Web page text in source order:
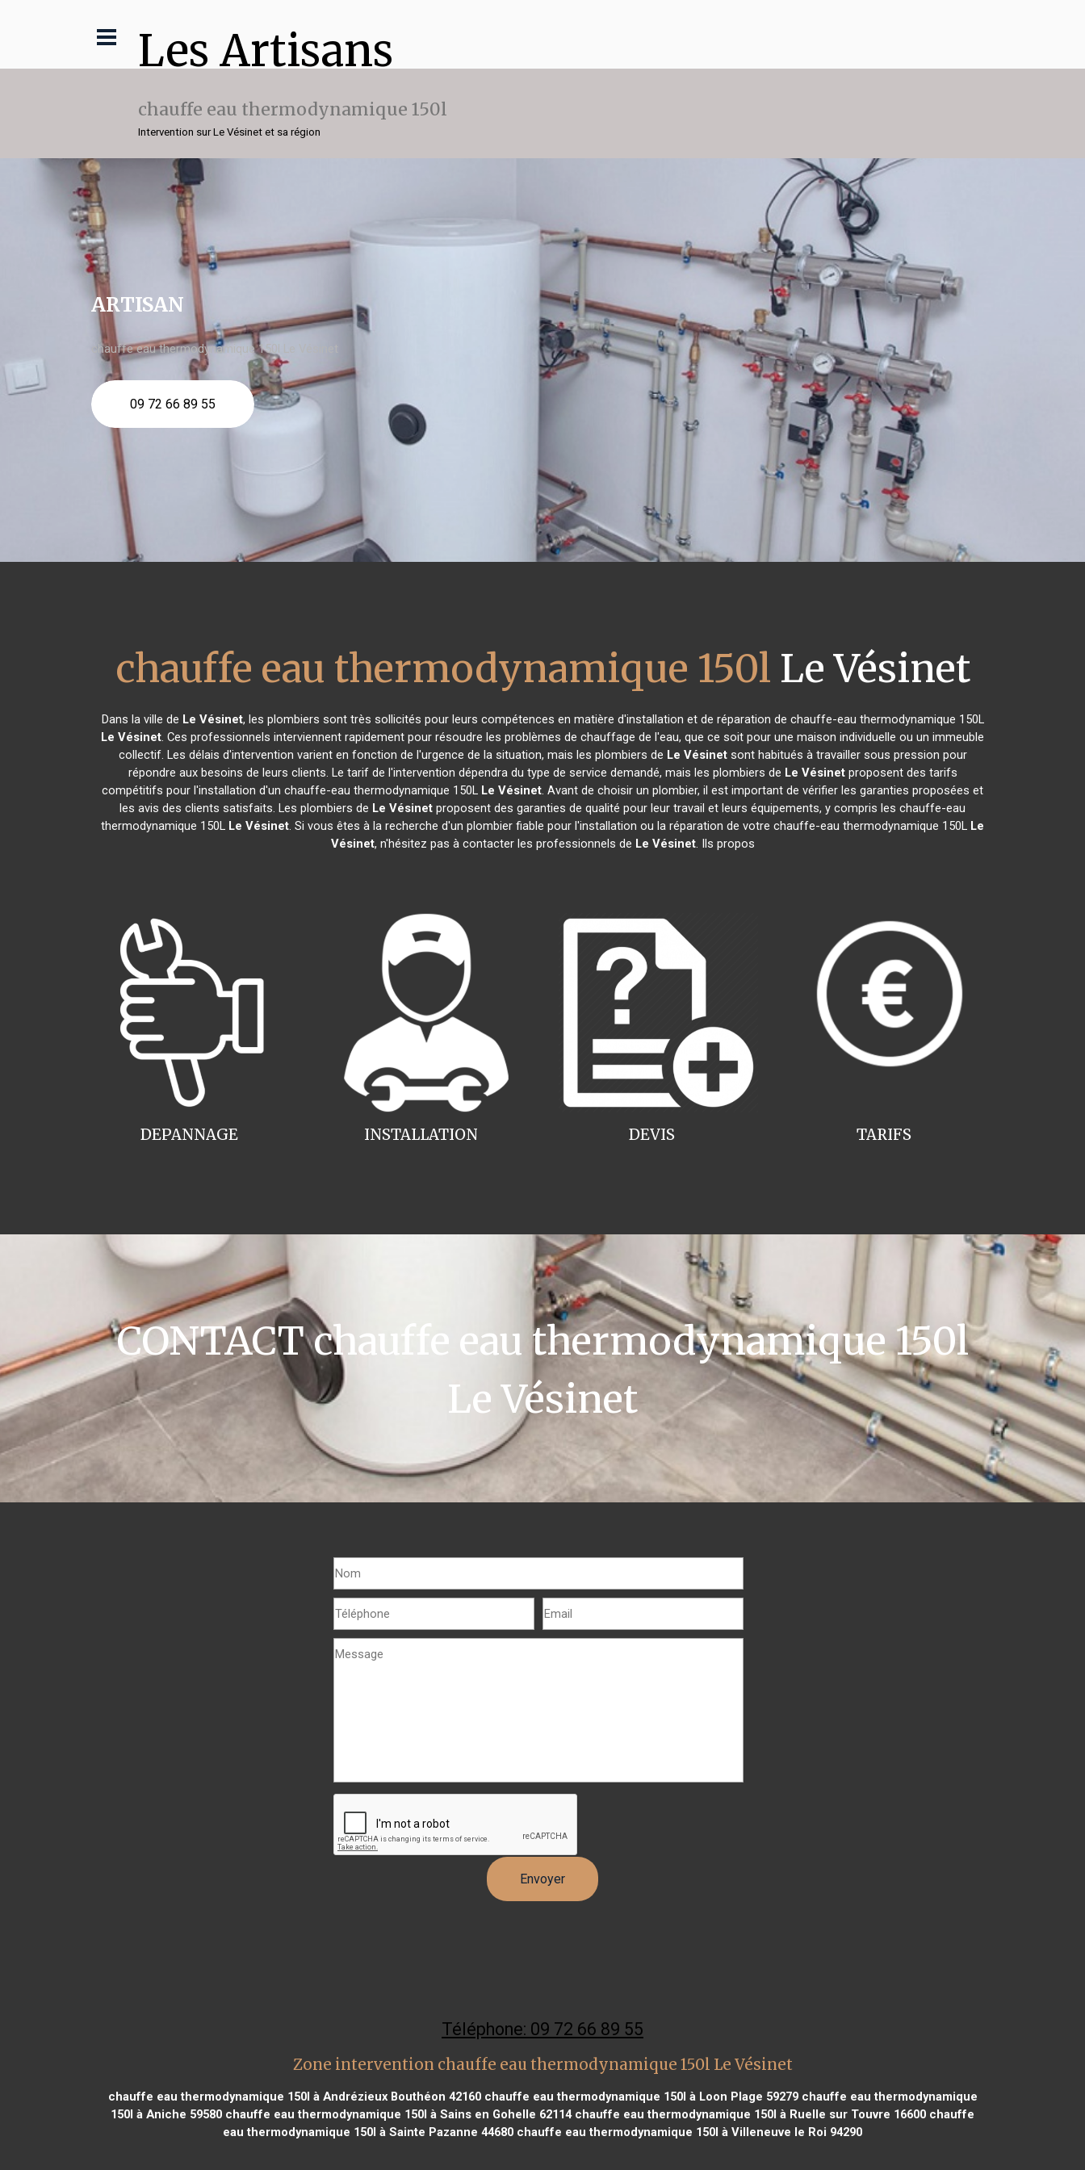
Les Artisans
chauffe eau thermodynamique 150l
Intervention sur Le Vésinet et sa région
ARTISAN
chauffe eau thermodynamique 150l Le Vésinet
09 72 66 89 55
chauffe eau thermodynamique 150l Le Vésinet
Dans la ville de Le Vésinet, les plombiers sont très sollicités pour leurs compétences en matière d'installation et de réparation de chauffe-eau thermodynamique 150L
Le Vésinet. Ces professionnels interviennent rapidement pour résoudre les problèmes de chauffage de l'eau, que ce soit pour une maison individuelle ou un immeuble
collectif. Les délais d'intervention varient en fonction de l'urgence de la situation, mais les plombiers de Le Vésinetsont habitués à travailler sous pression pour
répondre aux besoins de leurs clients. Le tarif de l'intervention dépendra du type de service demandé, mais les plombiers de Le Vésinetproposent des tarifs
compétitifs pour l'installation d'un chauffe-eau thermodynamique 150L Le Vésinet. Avant de choisir un plombier, il est important de vérifier les garanties proposées et
les avis des clients satisfaits. Les plombiers de Le Vésinet proposent des garanties de qualité pour leur travail et leurs équipements, y compris les chauffe-eau
thermodynamique 150L Le Vésinet. Si vous êtes à la recherche d'un plombier fiable pour l'installation ou la réparation de votre chauffe-eau thermodynamique 150L Le
Vésinet, n'hésitez pas à contacter les professionnels de Le Vésinet. Ils propos
INSTALLATION
DEPANNAGE TARIFS
DEVIS
CONTACT chauffe eau thermodynamique 150l
Le Vésinet
Téléphone: 09 72 66 89 55
Zone intervention chauffe eau thermodynamique 150l Le Vésinet
chauffe eau thermodynamique 150l à Andrézieux Bouthéon 42160chauffe eau thermodynamique 150l à Loon Plage 59279chauffe eau thermodynamique
150l à Aniche 59580 chauffe eau thermodynamique 150l à Sains en Gohelle 62114chauffe eau thermodynamique 150l à Ruelle sur Touvre 16600 chauffe
eau thermodynamique 150l à Sainte Pazanne 44680 chauffe eau thermodynamique 150l à Villeneuve le Roi 94290